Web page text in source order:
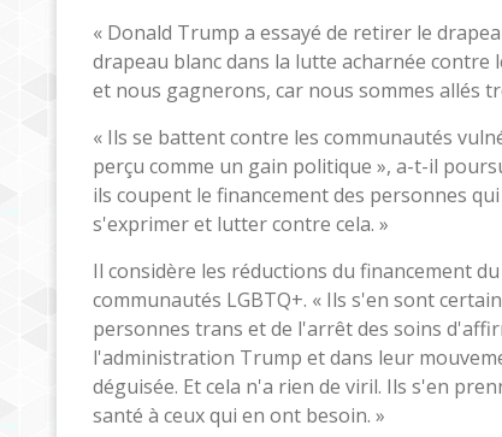
« Donald Trump a essayé de retirer le
drapeau blanc dans la lutte acharnée contre
et nous gagnerons, car nous sommes allés
« Ils se battent contre les communautés
perçu comme un gain politique », a-t-il
ils coupent le financement des personnes
s'exprimer et lutter contre cela. »
Il considère les réductions du financement
communautés LGBTQ+. « Ils s'en sont
personnes trans et de l'arrêt des soins
l'administration Trump et dans leur
déguisée. Et cela n'a rien de viril. Ils s'en
santé à ceux qui en ont besoin. »